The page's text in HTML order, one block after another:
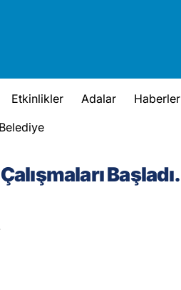
Etkinlikler Adalar Haberler
Başladı.